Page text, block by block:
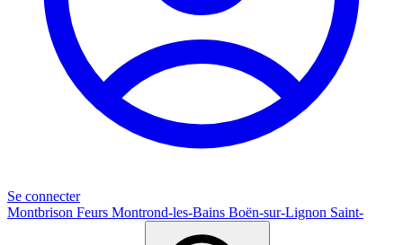
Se connecter
Montbrison Feurs Montrond-les-Bains Boën-sur-Lignon Saint-